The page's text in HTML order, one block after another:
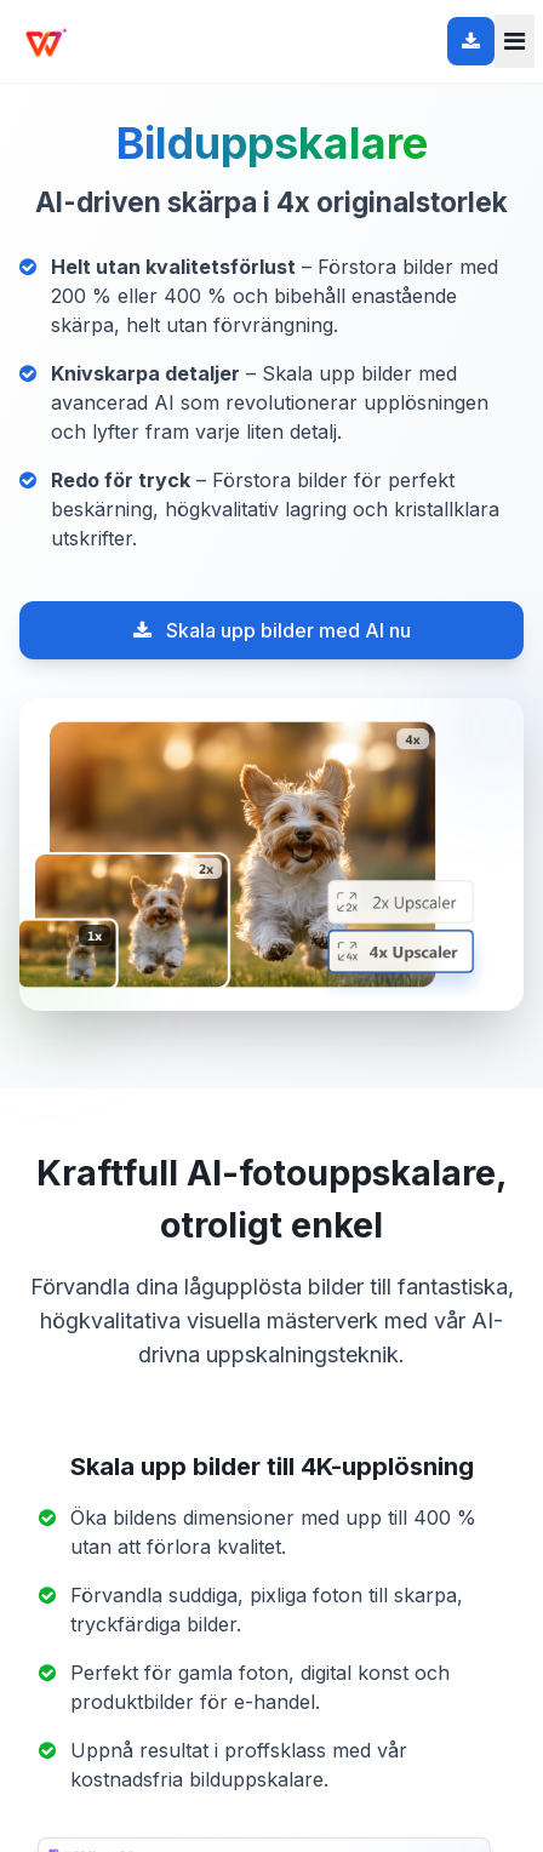
Bilduppskalare
AI-driven skärpa i 4x originalstorlek
Helt utan kvalitetsförlust – Förstora bilder med
200 % eller 400 % och bibehåll enastående
skärpa, helt utan förvrängning.
Knivskarpa detaljer – Skala upp bilder med
avancerad AI som revolutionerar upplösningen
och lyfter fram varje liten detalj.
Redo för tryck – Förstora bilder för perfekt
beskärning, högkvalitativ lagring och kristallklara
utskrifter.
Skala upp bilder med AI nu
Kraftfull AI-fotouppskalare,
otroligt enkel
Förvandla dina lågupplösta bilder till fantastiska,
högkvalitativa visuella mästerverk med vår AI-
drivna uppskalningsteknik.
Skala upp bilder till 4K-upplösning
Öka bildens dimensioner med upp till 400 %
utan att förlora kvalitet.
Förvandla suddiga, pixliga foton till skarpa,
tryckfärdiga bilder.
Perfekt för gamla foton, digital konst och
produktbilder för e-handel.
Uppnå resultat i proffsklass med vår
kostnadsfria bilduppskalare.